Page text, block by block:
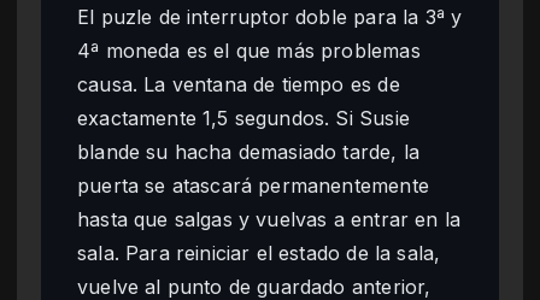
El puzle de interruptor doble para la 3ª y
4ª moneda es el que más problemas
causa. La ventana de tiempo es de
exactamente 1,5 segundos. Si Susie
blande su hacha demasiado tarde, la
puerta se atascará permanentemente
hasta que salgas y vuelvas a entrar en la
sala. Para reiniciar el estado de la sala,
vuelve al punto de guardado anterior,